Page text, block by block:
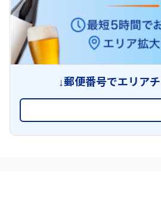
↓郵便番号でエリア